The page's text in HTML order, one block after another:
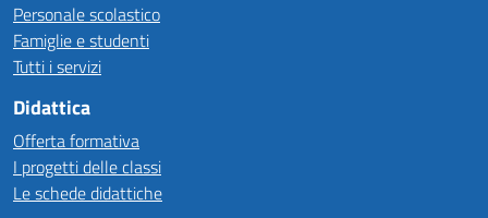
Personale scolastico
Famiglie e studenti
Tutti i servizi
Didattica
Offerta formativa
I progetti delle classi
Le schede didattiche